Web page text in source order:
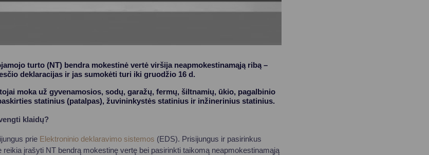
turto (NT) bendra mokestinė vertė viršija neapmokestinamąją ribą –
deklaracijas ir jas sumokėti turi iki gruodžio 16 d.
moka už gyvenamosios, sodų, garažų, fermų, šiltnamių, ūkio, pagalbinio
statinius (patalpas), žuvininkystės statinius ir inžinerinius statinius.
klaidų?
prie Elektroninio deklaravimo sistemos (EDS). Prisijungus ir pasirinkus
reikia įrašyti NT bendrą mokestinę vertę bei pasirinkti taikomą neapmokestinamąją